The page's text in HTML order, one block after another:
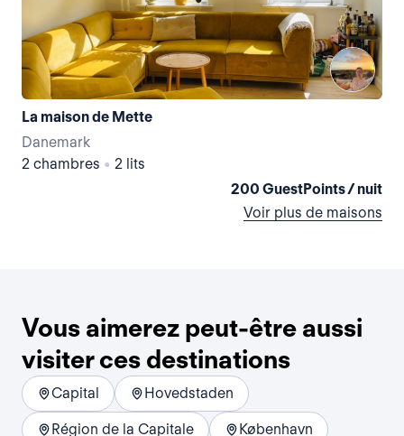
La maison de Mette
Danemark
2 chambres • 2 lits
200 GuestPoints / nuit
Voir plus de maisons
Vous aimerez peut-être aussi
visiter ces destinations
Capital Hovedstaden
Région de la Capitale København